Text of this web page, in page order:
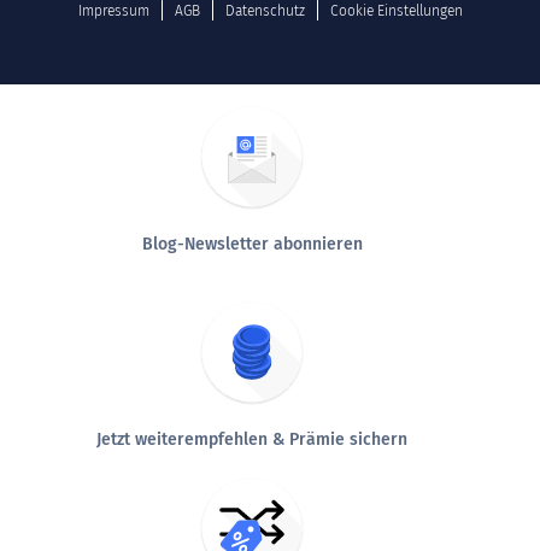
Impressum AGB Datenschutz Cookie Einstellungen
Blog-Newsletter abonnieren
Jetzt weiterempfehlen & Prämie sichern